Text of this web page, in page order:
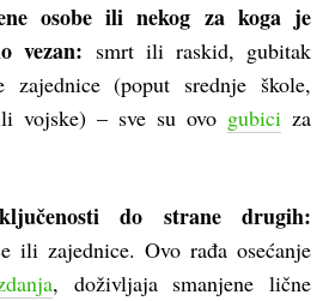
osobe ili nekog za koga je
vezan: smrt ili raskid, gubitak
zajednice (poput srednje škole,
vojske) – sve su ovo gubici za
do strane drugih:
ili zajednice. Ovo rađa osećanje
, doživljaja smanjene lične